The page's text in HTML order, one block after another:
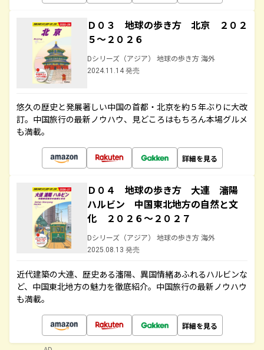
Ｄ０３ 地球の歩き方 北京 ２０２
５～２０２６
Dシリーズ（アジア） 地球の歩き方 海外
2024.11.14 発売
悠久の歴史と発展著しい中国の首都・北京を約５年ぶりに大改
訂。中国旅行の最新ノウハウ、見どころはもちろん本場グルメ
も満載。
詳細を見る
Ｄ０４ 地球の歩き方 大連 瀋陽
ハルビン 中国東北地方の自然と文
化 ２０２６～２０２７
Dシリーズ（アジア） 地球の歩き方 海外
2025.08.13 発売
近代建築の大連、歴史ある瀋陽、異国情緒あふれるハルビンな
ど、中国東北地方の魅力を徹底紹介。中国旅行の最新ノウハウ
も満載。
詳細を見る